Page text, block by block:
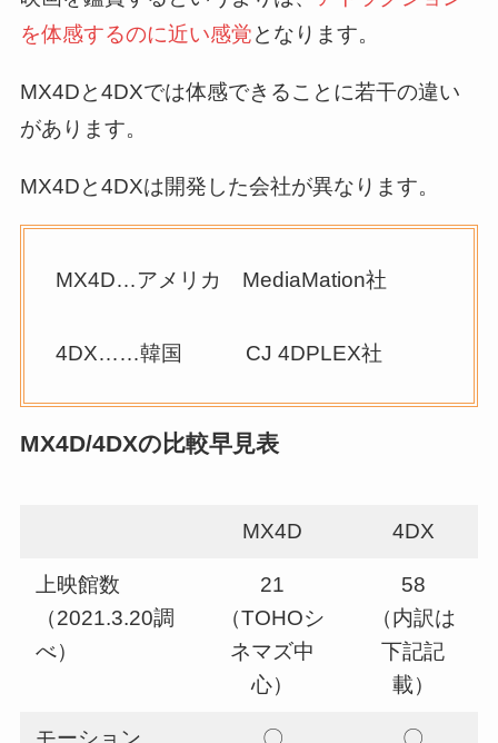
を体感するのに近い感覚となります。
MX4Dと4DXでは体感できることに若干の違い
があります。
MX4Dと4DXは開発した会社が異なります。
MX4D…アメリカ MediaMation社
4DX……韓国 CJ 4DPLEX社
MX4D/4DXの比較早見表
MX4D 4DX
上映館数
（2021.3.20調
べ）
21
（TOHOシ
ネマズ中
心）
58
（内訳は
下記記
載）
モーション 〇 〇